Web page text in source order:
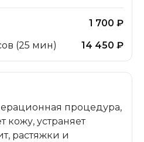
1 700 ₽
(25 мин)
14 450 ₽
процедура,
кожу, устраняет
растяжки и